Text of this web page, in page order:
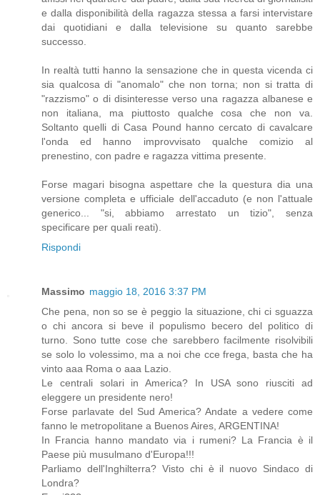
e dalla disponibilità della ragazza stessa a farsi intervistare
dai quotidiani e dalla televisione su quanto sarebbe
successo.
In realtà tutti hanno la sensazione che in questa vicenda ci
sia qualcosa di "anomalo" che non torna; non si tratta di
"razzismo" o di disinteresse verso una ragazza albanese e
non italiana, ma piuttosto qualche cosa che non va.
Soltanto quelli di Casa Pound hanno cercato di cavalcare
l'onda ed hanno improvvisato qualche comizio al
prenestino, con padre e ragazza vittima presente.
Forse magari bisogna aspettare che la questura dia una
versione completa e ufficiale dell'accaduto (e non l'attuale
generico... "si, abbiamo arrestato un tizio", senza
specificare per quali reati).
Rispondi
Massimo maggio 18, 2016 3:37 PM
Che pena, non so se è peggio la situazione, chi ci sguazza
o chi ancora si beve il populismo becero del politico di
turno. Sono tutte cose che sarebbero facilmente risolvibili
se solo lo volessimo, ma a noi che cce frega, basta che ha
vinto aaa Roma o aaa Lazio.
Le centrali solari in America? In USA sono riusciti ad
eleggere un presidente nero!
Forse parlavate del Sud America? Andate a vedere come
fanno le metropolitane a Buenos Aires, ARGENTINA!
In Francia hanno mandato via i rumeni? La Francia è il
Paese più musulmano d'Europa!!!
Parliamo dell'Inghilterra? Visto chi è il nuovo Sindaco di
Londra?